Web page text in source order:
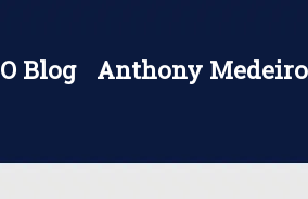
O Blog Anthony